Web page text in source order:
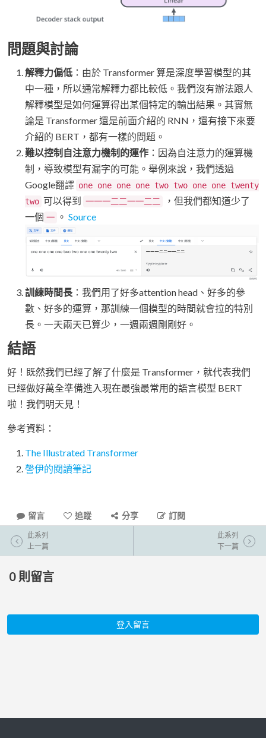
問題與討論
解釋力偏低 ：由於 Transformer 算是深度學習模型的其
中一種，所以通常解釋力都比較低。我們沒有辦法跟人
解釋模型是如何運算得出某個特定的輸出結果。其實無
論是 Transformer 還是前面介紹的 RNN，還有接下來要
介紹的 BERT，都有一樣的問題。
難以控制自注意力機制的運作 ：因為自注意力的運算機
制，導致模型有漏字的可能。舉例來說，我們透過
Google翻譯 one one one one two two one one twenty
two 可以得到 一一一二二一一二二
，但我們都知道少了
一個 一 。 Source
訓練時間長 ：我們用了好多attention head、好多的參
數、好多的運算，那訓練一個模型的時間就會拉的特別
長。一天兩天已算少，一週兩週剛剛好。
結語
好！既然我們已經了解了什麼是 Transformer，就代表我們
已經做好萬全準備進入現在最強最常用的語言模型 BERT
啦！我們明天見！
參考資料：
The Illustrated Transformer
謦伊的閱讀筆記
留言 追蹤 分享 訂閱
此系列
上一篇
此系列
下一篇
0 則留言
登入留言